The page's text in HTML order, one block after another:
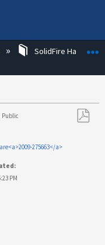
SolidFire Hardware
Public
275663</a>
PM